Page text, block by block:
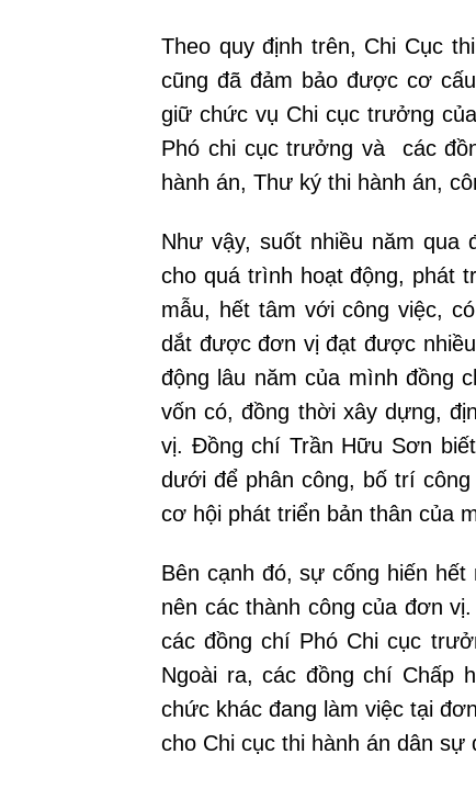
Theo quy định trên, Chi Cục
cũng đã đảm bảo được cơ
giữ chức vụ Chi cục trưởng
Phó chi cục trưởng và các
hành án, Thư ký thi hành án,
Như vậy, suốt nhiều năm
cho quá trình hoạt động, phát
mẫu, hết tâm với công việc,
dắt được đơn vị đạt được
động lâu năm của mình đồng
vốn có, đồng thời xây dựng,
vị. Đồng chí Trần Hữu Sơn
dưới để phân công, bố trí
cơ hội phát triển bản thân của
Bên cạnh đó, sự cống hiến
nên các thành công của đơn
các đồng chí Phó Chi cục
Ngoài ra, các đồng chí Chấp
chức khác đang làm việc tại
cho Chi cục thi hành án dân sự